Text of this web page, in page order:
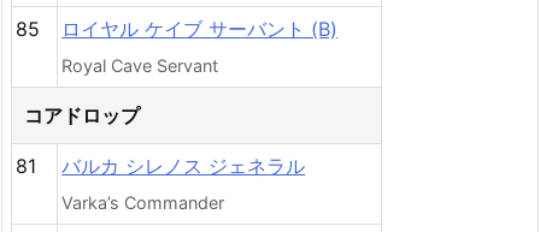
85 ロイヤル ケイブ サーバント (B)
Royal Cave Servant
コアドロップ
81 バルカ シレノス ジェネラル
Varka’s Commander